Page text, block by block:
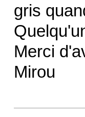
gris
Merci
Mirou